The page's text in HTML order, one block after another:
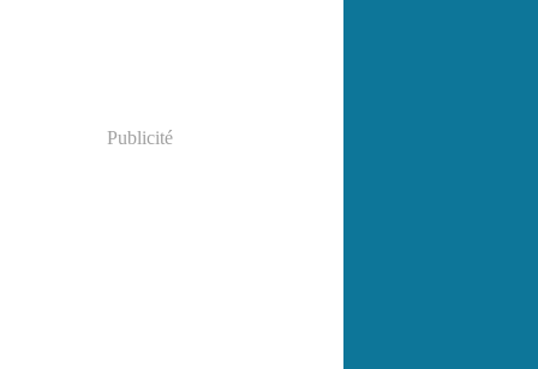
Publicité